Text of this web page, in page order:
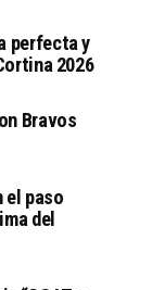
perfecta y
2026
Bravos
el paso
del